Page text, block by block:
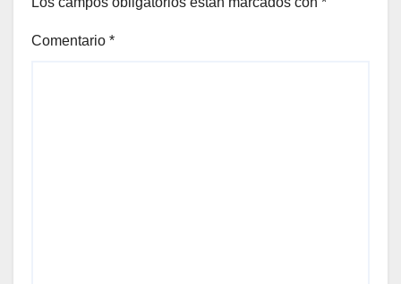
Comentario *